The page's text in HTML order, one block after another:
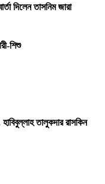
দিলেন তাসনিম জারা
শিশু
তালুকদার রাসকিন